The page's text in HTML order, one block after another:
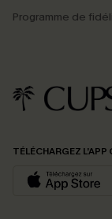
Programme de
TÉLÉCHARGEZ L’APP
-